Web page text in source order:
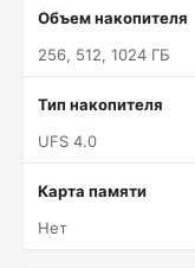
Объем накопителя
256, 512, 1024 ГБ
Тип накопителя
UFS 4.0
Карта памяти
Нет